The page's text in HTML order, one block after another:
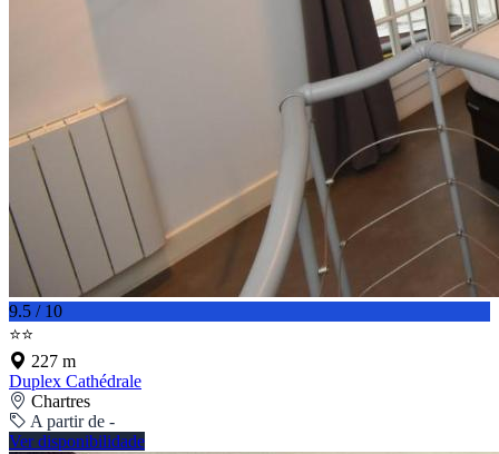
9.5 / 10
⭐⭐
227 m
Duplex Cathédrale
Chartres
A partir de -
Ver disponibilidade